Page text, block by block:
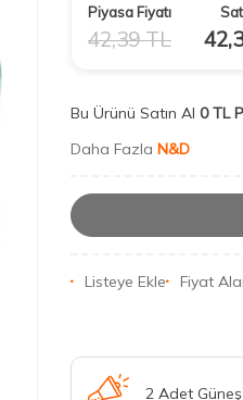
Piyasa Fiyatı
42,39TL
Bu Ürünü Satın Al 0 TL
Daha Fazla N&D
Listeye Ekle Fiyat
2 Adet